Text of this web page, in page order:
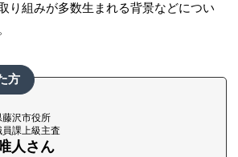
り組みが多数生まれる背景などについ
方
藤沢市役所
課上級主査
人さん